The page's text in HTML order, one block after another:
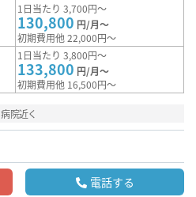
1日当たり 3,700円～
130,800 円/月～
初期費用他 22,000円～
1日当たり 3,800円～
133,800 円/月～
初期費用他 16,500円～
病院近く
電話する